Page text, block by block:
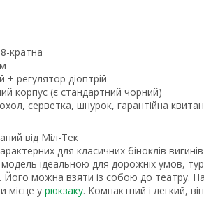
кратна
регулятор діоптрій
корпус (є стандартний чорний)
серветка, шнурок, гарантійна
від Міл-Тек
для класичних біноклів
ідеальною для дорожніх умов,
Його можна взяти із собою до театру.
місце у рюкзаку. Компактний і легкий,